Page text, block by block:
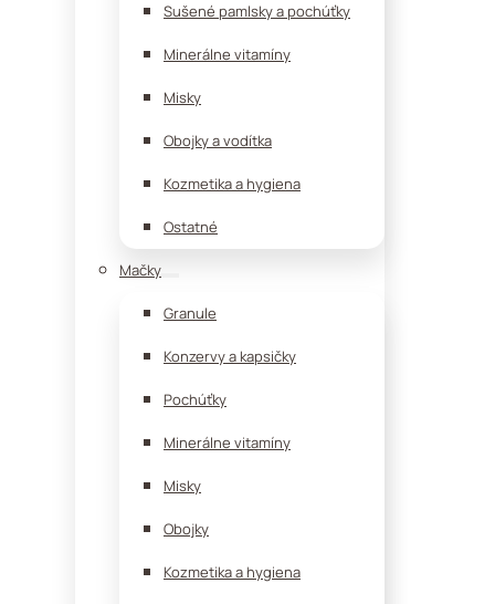
Sušené pamlsky a pochúťky
Minerálne vitamíny
Misky
Obojky a vodítka
Kozmetika a hygiena
Ostatné
Mačky
Granule
Konzervy a kapsičky
Pochúťky
Minerálne vitamíny
Misky
Obojky
Kozmetika a hygiena